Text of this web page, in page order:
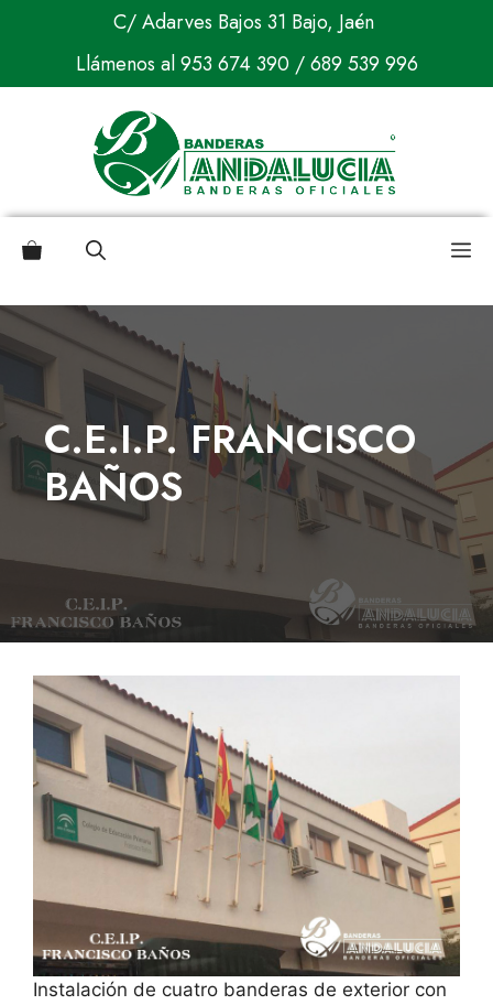
contenido
C/ Adarves Bajos 31 Bajo, Jaén
Llámenos al953 674 390/689 539 996
C.E.I.P. FRANCISCO
BAÑOS
Instalación de cuatro banderas de exterior con